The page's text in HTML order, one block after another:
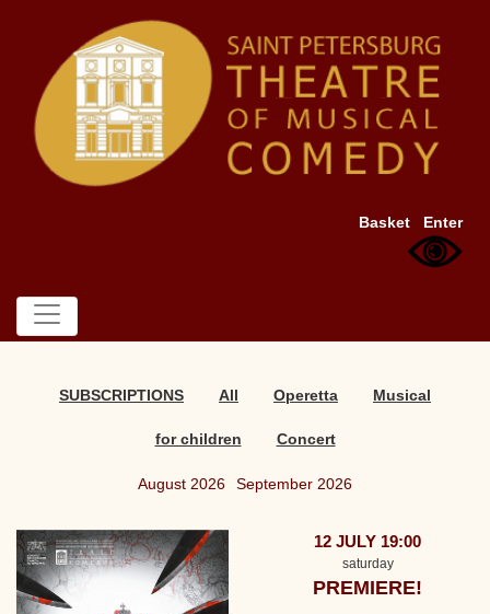
Basket Enter
SUBSCRIPTIONS All Operetta Musical
for children Concert
August 2026 September 2026
12 JULY 19:00
saturday
PREMIERE!